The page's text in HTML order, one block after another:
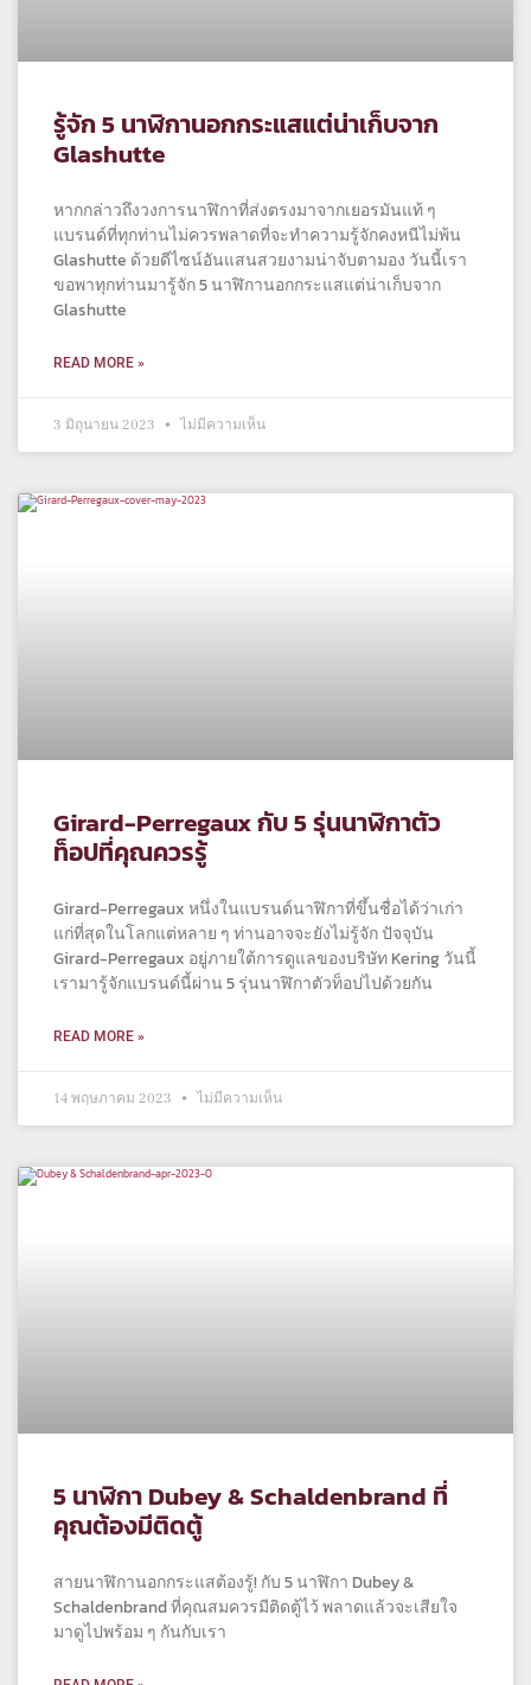
รู้จัก 5 นาฬิกานอกกระแสแต่น่าเก็บจาก
Glashutte
หากกล่าวถึงวงการนาฬิกาที่ส่งตรงมาจากเยอรมันแท้ ๆ
แบรนด์ที่ทุกท่านไม่ควรพลาดที่จะทำความรู้จักคงหนีไม่พ้น
Glashutte ด้วยดีไซน์อันแสนสวยงามน่าจับตามอง วันนี้เรา
ขอพาทุกท่านมารู้จัก 5 นาฬิกานอกกระแสแต่น่าเก็บจาก
Glashutte
READ MORE »
3 มิถุนายน 2023 ไม่มีความเห็น
Girard-Perregaux กับ 5 รุ่นนาฬิกาตัว
ท็อปที่คุณควรรู้
Girard-Perregaux หนึ่งในแบรนด์นาฬิกาที่ขึ้นชื่อได้ว่าเก่า
แก่ที่สุดในโลกแต่หลาย ๆ ท่านอาจจะยังไม่รู้จัก ปัจจุบัน
Girard-Perregaux อยู่ภายใต้การดูแลของบริษัท Kering วันนี้
เรามารู้จักแบรนด์นี้ผ่าน 5 รุ่นนาฬิกาตัวท็อปไปด้วยกัน
READ MORE »
14 พฤษภาคม 2023 ไม่มีความเห็น
5 นาฬิกา Dubey & Schaldenbrand ที่
คุณต้องมีติดตู้
สายนาฬิกานอกกระแสต้องรู้! กับ 5 นาฬิกา Dubey &
Schaldenbrand ที่คุณสมควรมีติดตู้ไว้ พลาดแล้วจะเสียใจ
มาดูไปพร้อม ๆ กันกับเรา